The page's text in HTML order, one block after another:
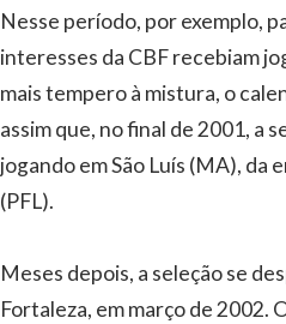
Nesse período, por exemplo,
interesses da CBF recebiam
mais tempero à mistura, o
assim que, no final de 2001, a
jogando em São Luís (MA), da
(PFL).
Meses depois, a seleção se
Fortaleza, em março de 2002.